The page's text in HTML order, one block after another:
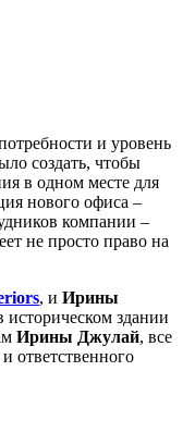
и уровень
создать, чтобы
в одном месте для
нового офиса –
компании –
не просто право на
, и Ирины
историческом здании
Ирины Джулай, все
ответственного